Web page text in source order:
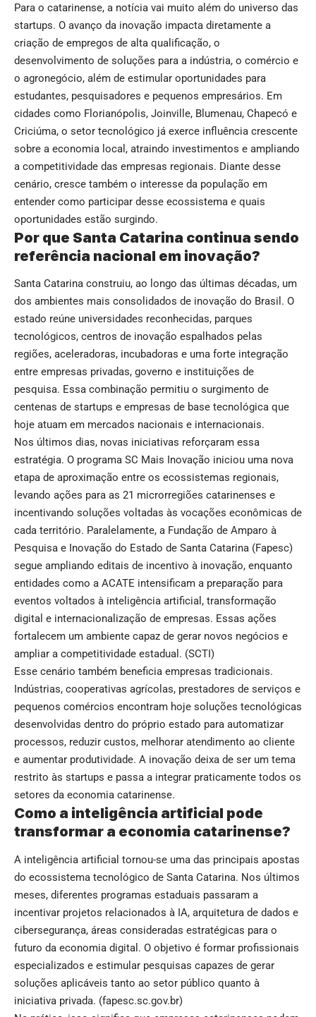
Para o catarinense, a notícia vai muito além do universo das
startups. O avanço da inovação impacta diretamente a
criação de empregos de alta qualificação, o
desenvolvimento de soluções para a indústria, o comércio e
o agronegócio, além de estimular oportunidades para
estudantes, pesquisadores e pequenos empresários. Em
cidades como Florianópolis, Joinville, Blumenau, Chapecó e
Criciúma, o setor tecnológico já exerce influência crescente
sobre a economia local, atraindo investimentos e ampliando
a competitividade das empresas regionais. Diante desse
cenário, cresce também o interesse da população em
entender como participar desse ecossistema e quais
oportunidades estão surgindo.
Por que Santa Catarina continua sendo
referência nacional em inovação?
Santa Catarina construiu, ao longo das últimas décadas, um
dos ambientes mais consolidados de inovação do Brasil. O
estado reúne universidades reconhecidas, parques
tecnológicos, centros de inovação espalhados pelas
regiões, aceleradoras, incubadoras e uma forte integração
entre empresas privadas, governo e instituições de
pesquisa. Essa combinação permitiu o surgimento de
centenas de startups e empresas de base tecnológica que
hoje atuam em mercados nacionais e internacionais.
Nos últimos dias, novas iniciativas reforçaram essa
estratégia. O programa SC Mais Inovação iniciou uma nova
etapa de aproximação entre os ecossistemas regionais,
levando ações para as 21 microrregiões catarinenses e
incentivando soluções voltadas às vocações econômicas de
cada território. Paralelamente, a Fundação de Amparo à
Pesquisa e Inovação do Estado de Santa Catarina (Fapesc)
segue ampliando editais de incentivo à inovação, enquanto
entidades como a ACATE intensificam a preparação para
eventos voltados à inteligência artificial, transformação
digital e internacionalização de empresas. Essas ações
fortalecem um ambiente capaz de gerar novos negócios e
ampliar a competitividade estadual. (SCTI )
Esse cenário também beneficia empresas tradicionais.
Indústrias, cooperativas agrícolas, prestadores de serviços e
pequenos comércios encontram hoje soluções tecnológicas
desenvolvidas dentro do próprio estado para automatizar
processos, reduzir custos, melhorar atendimento ao cliente
e aumentar produtividade. A inovação deixa de ser um tema
restrito às startups e passa a integrar praticamente todos os
setores da economia catarinense.
Como a inteligência artificial pode
transformar a economia catarinense?
A inteligência artificial tornou-se uma das principais apostas
do ecossistema tecnológico de Santa Catarina. Nos últimos
meses, diferentes programas estaduais passaram a
incentivar projetos relacionados à IA, arquitetura de dados e
cibersegurança, áreas consideradas estratégicas para o
futuro da economia digital. O objetivo é formar profissionais
especializados e estimular pesquisas capazes de gerar
soluções aplicáveis tanto ao setor público quanto à
iniciativa privada. (fapesc.sc.gov.br)